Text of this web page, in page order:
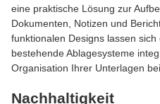
eine praktische Lösung zur
Dokumenten, Notizen und
funktionalen Designs lassen
bestehende Ablagesysteme
Organisation Ihrer Unterlagen bei.
Nachhaltigkeit